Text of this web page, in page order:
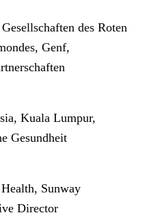
des Roten
Genf,
Kuala Lumpur,
Gesundheit
Sunway
Director